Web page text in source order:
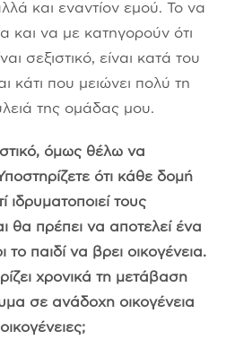
και εναντίον εμού. Το να
και να με κατηγορούν ότι
σεξιστικό, είναι κατά του
κάτι που μειώνει πολύ τη
της ομάδας μου.
όμως θέλω να
ότι κάθε δομή
ιδρυματοποιεί τους
θα πρέπει να αποτελεί ένα
το παιδί να βρει οικογένεια.
χρονικά τη μετάβαση
σε ανάδοχη οικογένεια